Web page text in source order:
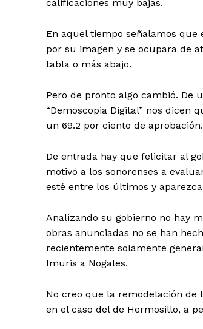
calificaciones muy bajas.
En aquel tiempo señalamos
por su imagen y se ocupara de
tabla o más abajo.
Pero de pronto algo cambió. De
“Demoscopia Digital” nos dicen
un 69.2 por ciento de aprobación.
De entrada hay que felicitar al
motivó a los sonorenses a
esté entre los últimos y
Analizando su gobierno no hay
obras anunciadas no se han
recientemente solamente
Imuris a Nogales.
No creo que la remodelación
en el caso del de Hermosillo, a